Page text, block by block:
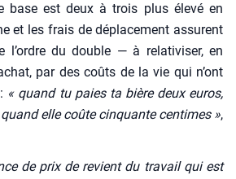
base est deux à trois plus éle­vé en
et les frais de dépla­ce­ment assurent
l’ordre du double — à rela­ti­vi­ser, en
par des coûts de la vie qui n’ont
« quand tu paies ta bière deux euros,
elle coûte cin­quante cen­times »,
de prix de revient du tra­vail qui est